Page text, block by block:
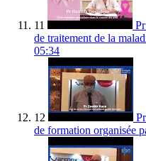
11
de traitement de la
05:34
12
de formation organisée